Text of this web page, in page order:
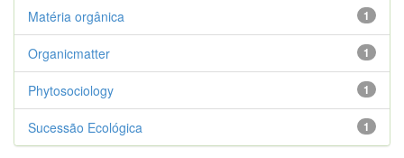
1
Matéria orgânica
1
Organicmatter
1
Phytosociology
1
Sucessão Ecológica